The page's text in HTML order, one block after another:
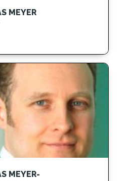
MEYER
MEYER-